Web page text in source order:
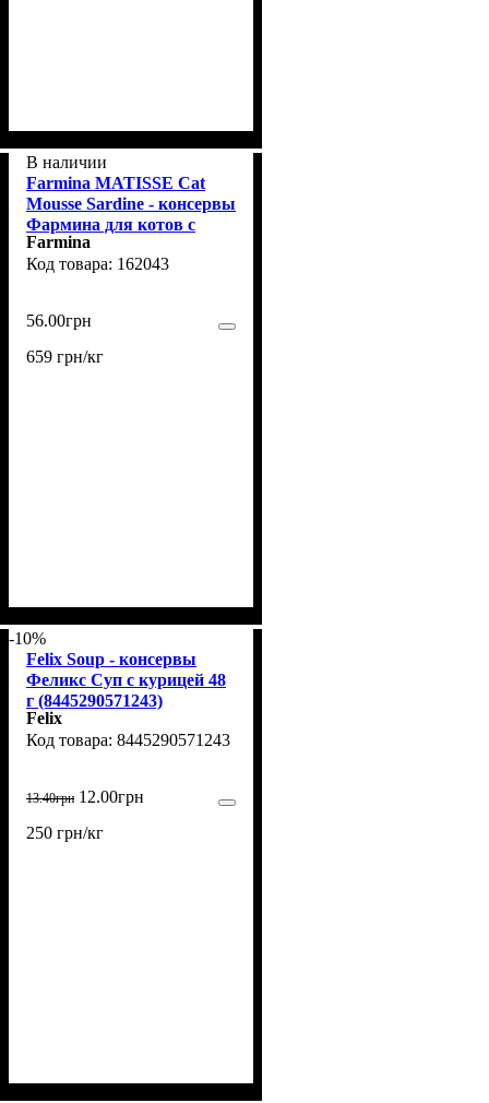
В наличии
Farmina MATISSE Сat
Mousse Sardine - консервы
Фармина для котов с
сардиной 85 г
Farmina
162043
56.00грн
659 грн/кг
-10%
Felix Soup - консервы
Феликс Суп с курицей 48
г (8445290571243)
Felix
8445290571243
13.40грн 12.00грн
250 грн/кг